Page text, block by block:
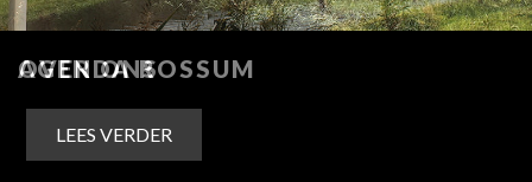
OVER ONS
LEES VERDER